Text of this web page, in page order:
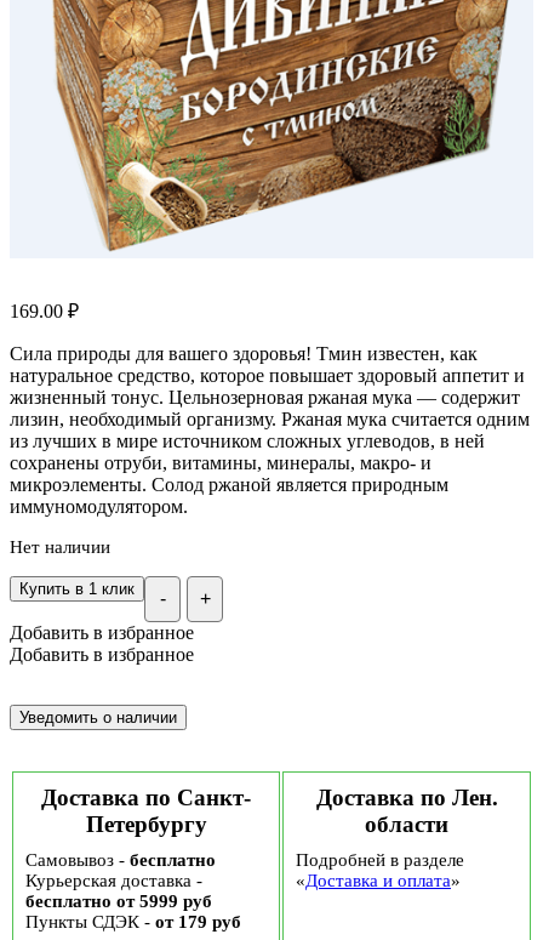
169.00 ₽
Сила природы для вашего здоровья! Тмин известен, как
натуральное средство, которое повышает здоровый аппетит и
жизненный тонус. Цельнозерновая ржаная мука — содержит
лизин, необходимый организму. Ржаная мука считается одним
из лучших в мире источником сложных углеводов, в ней
сохранены отруби, витамины, минералы, макро- и
микроэлементы. Солод ржаной является природным
иммуномодулятором.
Нет наличии
- +
Купить в 1 клик
Добавить в избранное
Добавить в избранное
Доставка по Санкт-
Петербургу
Самовывоз - бесплатно
Курьерская доставка -
бесплатно от 5999 руб
Пункты СДЭК - от 179 руб
Доставка по Лен.
области
Подробней в разделе
«Доставка и оплата»